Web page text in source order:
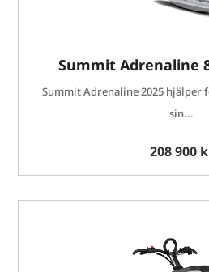
Summit Adrenaline
Summit Adrenaline 2025 hjälper
sin...
208 900